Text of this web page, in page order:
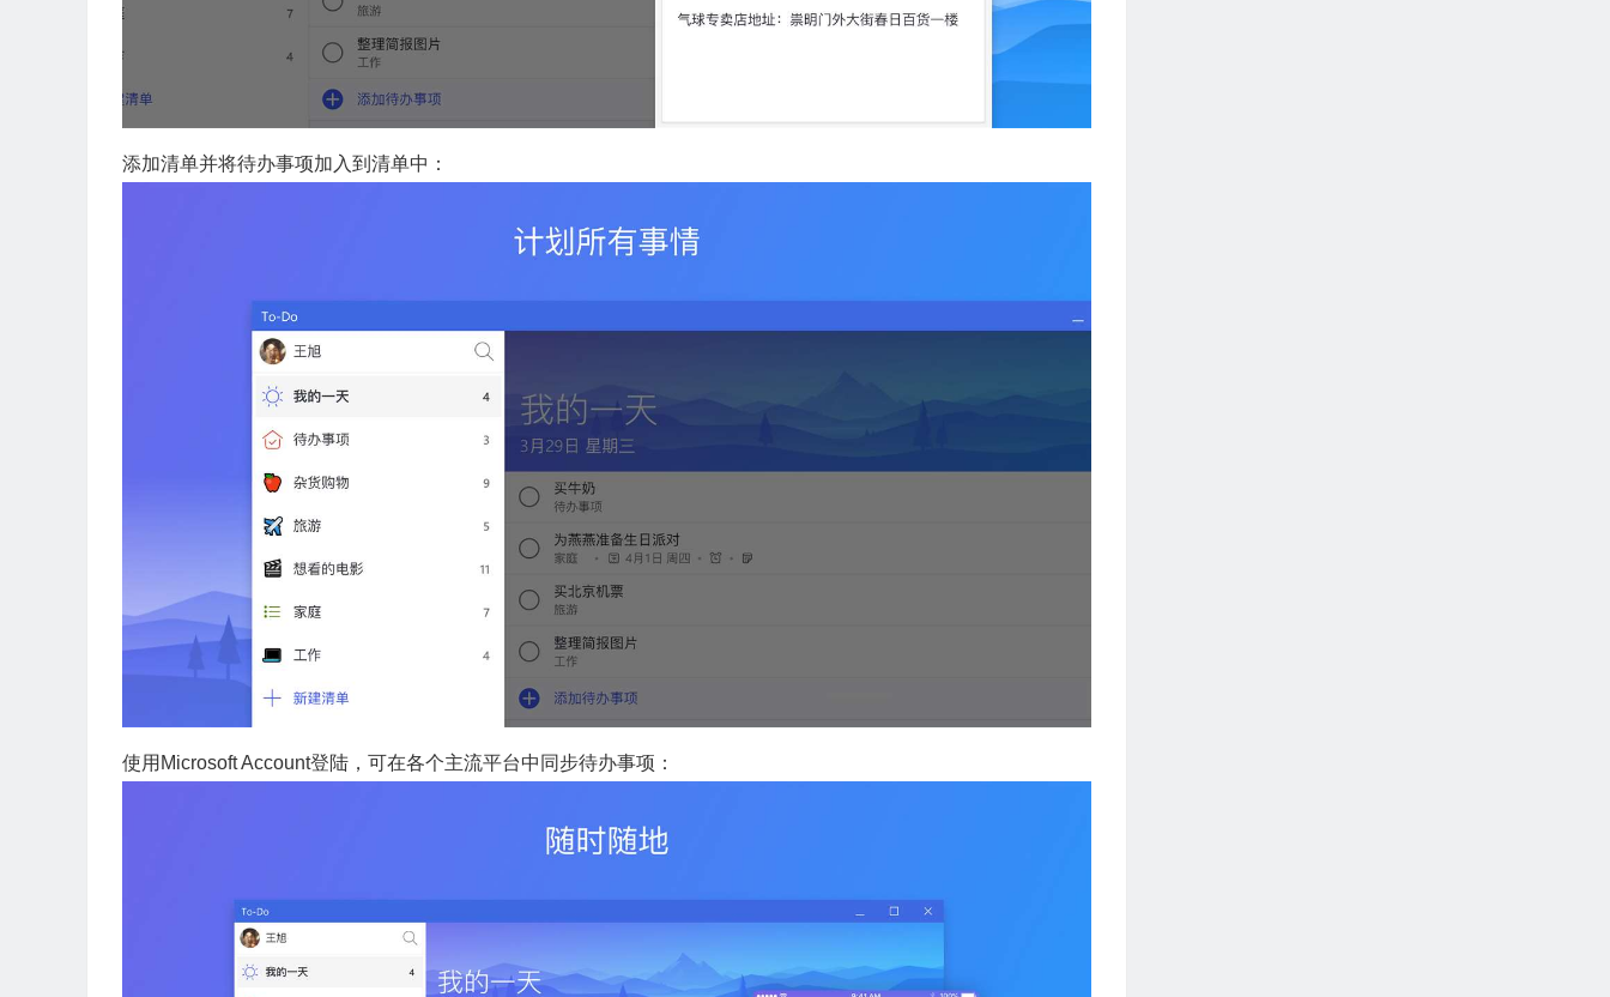
添加清单并将待办事项加入到清单中：
使用Microsoft Account登陆，可在各个主流平台中同步待办事项：